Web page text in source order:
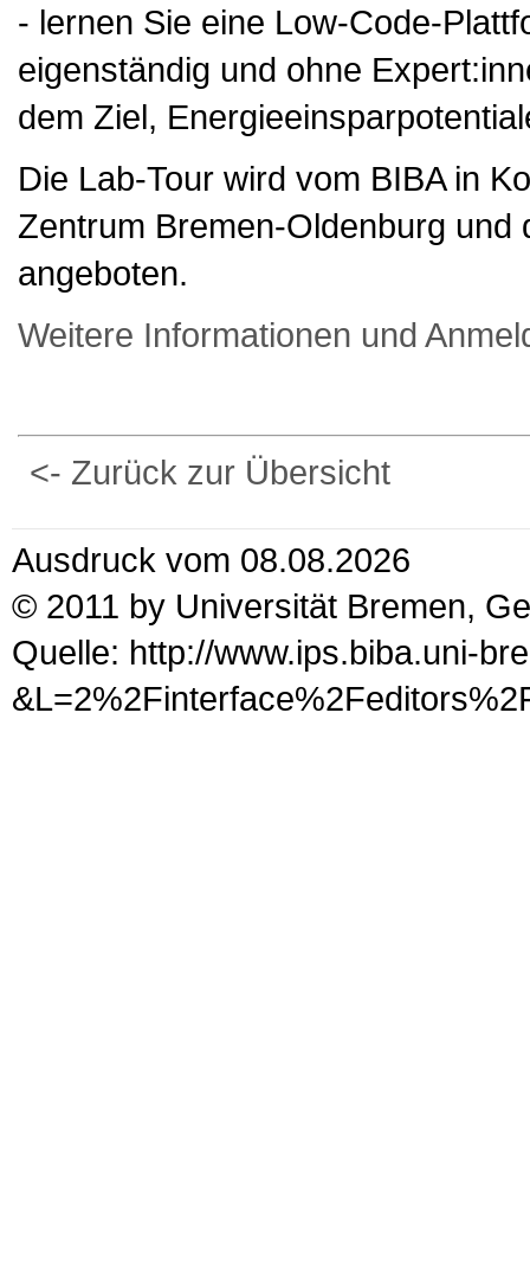
- lernen Sie eine Low-Code-
eigenständig und ohne
dem Ziel,
Die Lab-Tour wird vom BIBA in
Zentrum Bremen-Oldenburg und
angeboten.
Weitere Informationen und
<- Zurück zur Übersicht
Ausdruck vom 08.08.2026
© 2011 by Universität Bremen,
Quelle: http://www.ips.biba.uni-